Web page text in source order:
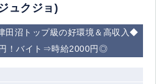
ュクジョ)
田沼トップ級の好環境＆高収入◆
！バイト⇒時給2000円◎
千葉
佐倉